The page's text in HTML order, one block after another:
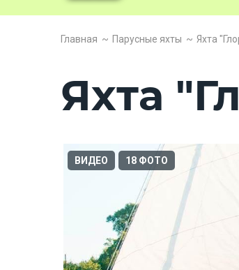
Главная Парусные яхты Яхта
Яхта
ВИДЕО 18 ФОТО